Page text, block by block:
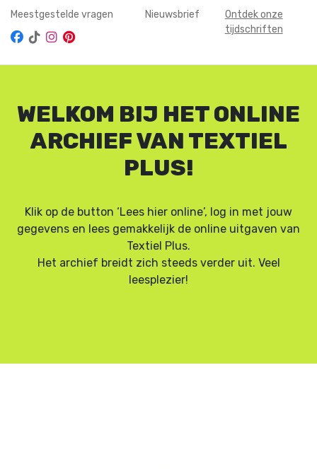
Meestgestelde vragen Nieuwsbrief
Ontdek onze
tijdschriften
WELKOM BIJ HET ONLINE
ARCHIEF VAN TEXTIEL
PLUS!
Klik op de button ‘Lees hier online’, log in met jouw
gegevens en lees gemakkelijk de online uitgaven van
Textiel Plus.
Het archief breidt zich steeds verder uit. Veel
leesplezier!